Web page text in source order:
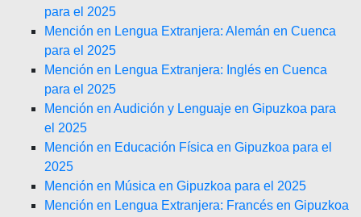
para el 2025
Mención en Lengua Extranjera: Alemán en Cuenca
para el 2025
Mención en Lengua Extranjera: Inglés en Cuenca
para el 2025
Mención en Audición y Lenguaje en Gipuzkoa para
el 2025
Mención en Educación Física en Gipuzkoa para el
2025
Mención en Música en Gipuzkoa para el 2025
Mención en Lengua Extranjera: Francés en Gipuzkoa